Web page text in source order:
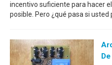
incentivo suficiente para hacer
posible. Pero ¿qué pasa si usted